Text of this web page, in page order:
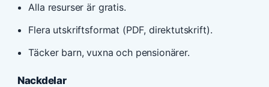
Alla resurser är gratis.
Flera utskriftsformat (PDF, direktutskrift).
Täcker barn, vuxna och pensionärer.
Nackdelar